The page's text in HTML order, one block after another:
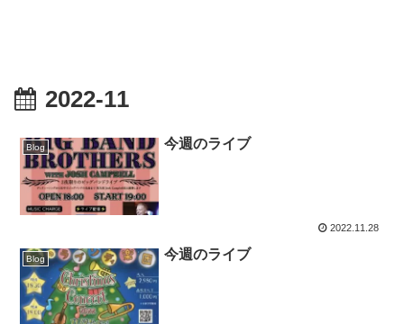
2022-11
Blog 今週のライブ
2022.11.28
Blog 今週のライブ